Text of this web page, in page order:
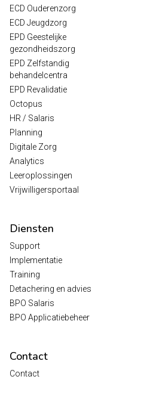
ECD Ouderenzorg
ECD Jeugdzorg
EPD Geestelijke
gezondheidszorg
EPD Zelfstandig
behandelcentra
EPD Revalidatie
Octopus
HR / Salaris
Planning
Digitale Zorg
Analytics
Leeroplossingen
Vrijwilligersportaal
Diensten
Support
Implementatie
Training
Detachering en advies
BPO Salaris
BPO Applicatiebeheer
Contact
Contact